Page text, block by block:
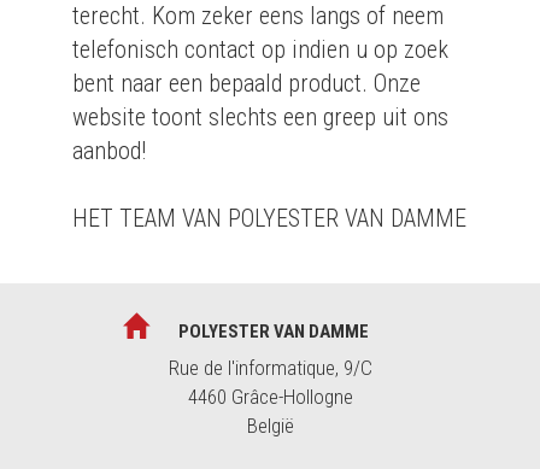
terecht. Kom zeker eens langs of neem
telefonisch contact op indien u op zoek
bent naar een bepaald product. Onze
website toont slechts een greep uit ons
aanbod!
HET TEAM VAN POLYESTER VAN DAMME
POLYESTER VAN DAMME
Rue de l'informatique, 9/C
4460 Grâce-Hollogne
België